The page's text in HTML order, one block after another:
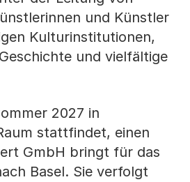
und Künstler
Kulturinstitutionen,
und vielfältige
2027 in
stattfindet, einen
GmbH bringt für das
Basel. Sie verfolgt